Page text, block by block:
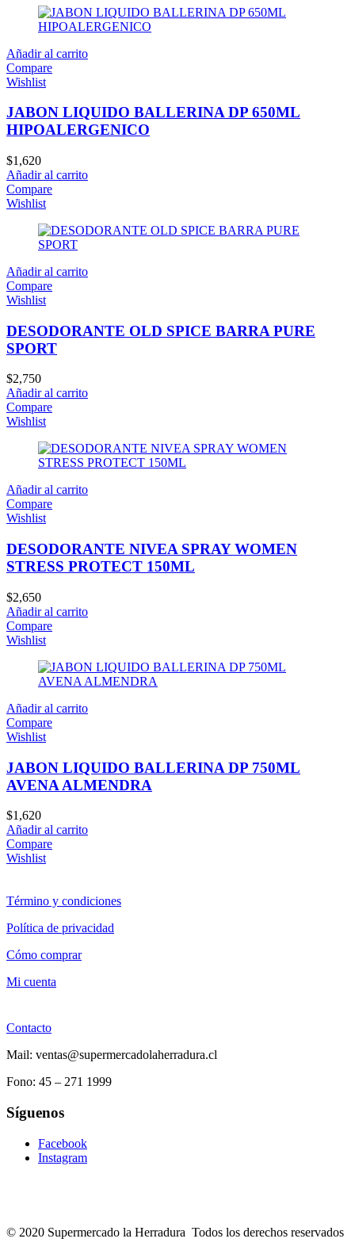
Añadir al carrito
Compare
Wishlist
JABON LIQUIDO BALLERINA DP 650ML
HIPOALERGENICO
$1,620
Añadir al carrito
Compare
Wishlist
Añadir al carrito
Compare
Wishlist
DESODORANTE OLD SPICE BARRA PURE
SPORT
$2,750
Añadir al carrito
Compare
Wishlist
Añadir al carrito
Compare
Wishlist
DESODORANTE NIVEA SPRAY WOMEN
STRESS PROTECT 150ML
$2,650
Añadir al carrito
Compare
Wishlist
Añadir al carrito
Compare
Wishlist
JABON LIQUIDO BALLERINA DP 750ML
AVENA ALMENDRA
$1,620
Añadir al carrito
Compare
Wishlist
Término y condiciones
Política de privacidad
Cómo comprar
Mi cuenta
Contacto
Mail: ventas@supermercadolaherradura.cl
Fono: 45 – 271 1999
Síguenos
Facebook
Instagram
© 2020 Supermercado la Herradura Todos los derechos reservados